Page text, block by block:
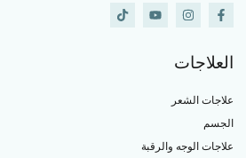
العلاجات
علاجات الشعر
الجسم
علاجات الوجه والرقبة